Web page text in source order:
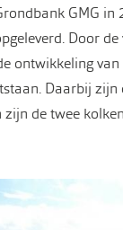
GMG in
Door
ontwikkeling
Daarbij zijn
zijn de twee